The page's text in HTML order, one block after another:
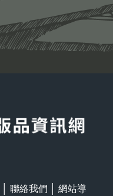
聯絡我們
網站導